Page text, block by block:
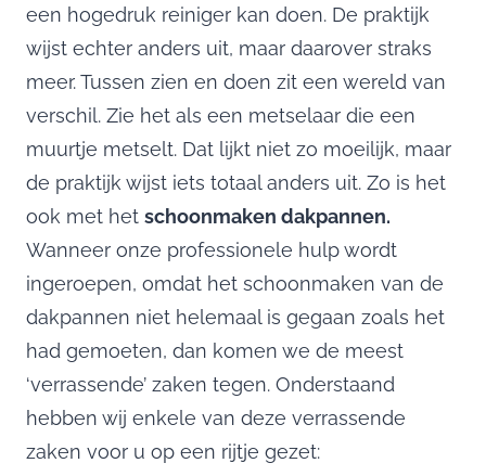
een hogedruk reiniger kan doen. De praktijk
wijst echter anders uit, maar daarover straks
meer. Tussen zien en doen zit een wereld van
verschil. Zie het als een metselaar die een
muurtje metselt. Dat lijkt niet zo moeilijk, maar
de praktijk wijst iets totaal anders uit. Zo is het
ook met het schoonmaken dakpannen.
Wanneer onze professionele hulp wordt
ingeroepen, omdat het schoonmaken van de
dakpannen niet helemaal is gegaan zoals het
had gemoeten, dan komen we de meest
‘verrassende’ zaken tegen. Onderstaand
hebben wij enkele van deze verrassende
zaken voor u op een rijtje gezet: